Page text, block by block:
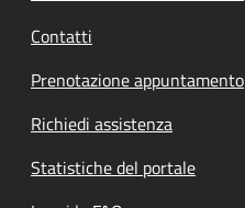
Contatti
Prenotazione appuntamento
Richiedi assistenza
Statistiche del portale